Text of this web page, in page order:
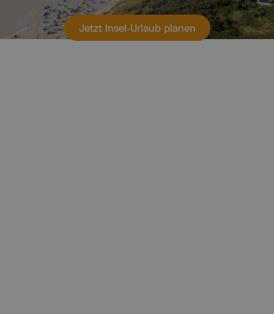
Jetzt Insel-Urlaub planen
Die Insel entdecken
Veranstaltungen ansehen